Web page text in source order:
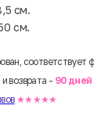
см.
см.
соответствует
возврата - 90 дней
★★★★★